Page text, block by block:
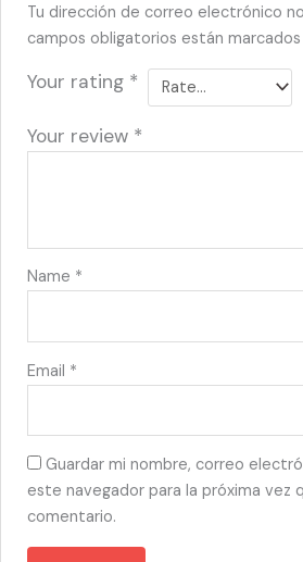
Tu dirección de correo electrónico
campos obligatorios están
Your rating *
Your review *
Name *
Email *
Guardar mi nombre, correo
este navegador para la próxima vez
comentario.